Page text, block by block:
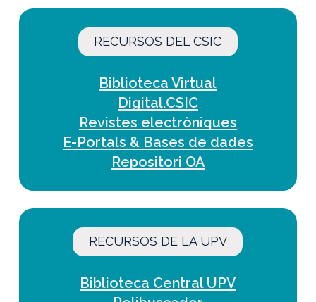
RECURSOS DEL CSIC
Biblioteca Virtual
Digital.CSIC
Revistes electròniques
E-Portals & Bases de dades
Repositori OA
RECURSOS DE LA UPV
Biblioteca Central UPV